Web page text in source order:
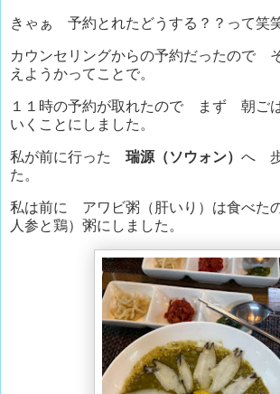
きゃぁ 予約とれたどうする？？って笑
カウンセリングからの予約だったので
えようかってことで。
１１時の予約が取れたので まず 朝ご
いくことにしました。
私が前に行った 瑞源（ソウォン） へ 歩
た。
私は前に アワビ粥（肝いり）は食べた
人参と鶏）粥にしました。